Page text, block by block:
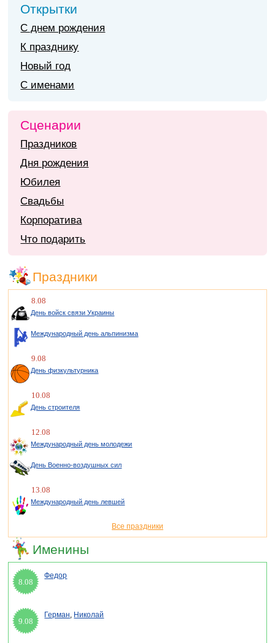
Открытки
С днем рождения
К празднику
Новый год
С именами
Сценарии
Праздников
Дня рождения
Юбилея
Свадьбы
Корпоратива
Что подарить
Праздники
8.08
День войск связи Украины
Международный день альпинизма
9.08
День физкультурника
10.08
День строителя
12.08
Международный день молодежи
День Военно-воздушных сил
13.08
Международный день левшей
Все праздники
Именины
8.08
Федор
9.08
Герман, Николай